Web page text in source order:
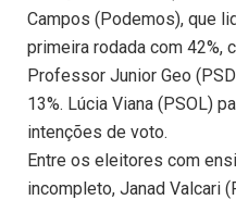
Campos (Podemos), que
primeira rodada com 42%,
Professor Junior Geo
13%. Lúcia Viana (PSOL)
intenções de voto.
Entre os eleitores com
incompleto, Janad Valcari